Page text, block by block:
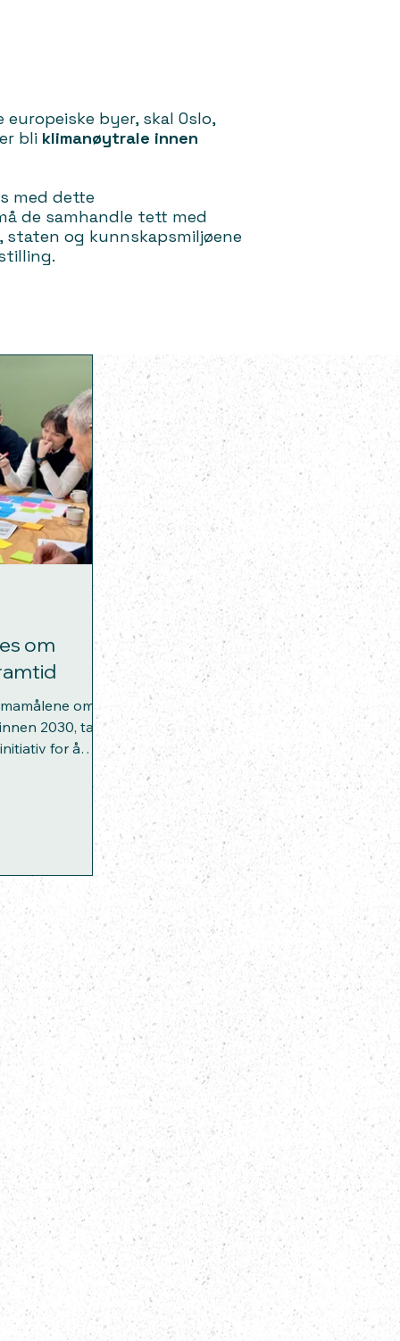
byer, skal Oslo,
bli klimanøytrale innen
med dette
de samhandle tett med
og kunnskapsmiljøene
om
om
2030, tar
for å
Maritime
NORCE, Anna
og
På Innoasis
og
fremtidsverkst